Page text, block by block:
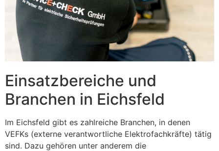
Einsatzbereiche und
Branchen in Eichsfeld
Im Eichsfeld gibt es zahlreiche Branchen, in denen
VEFKs (externe verantwortliche Elektrofachkräfte) tätig
sind. Dazu gehören unter anderem die